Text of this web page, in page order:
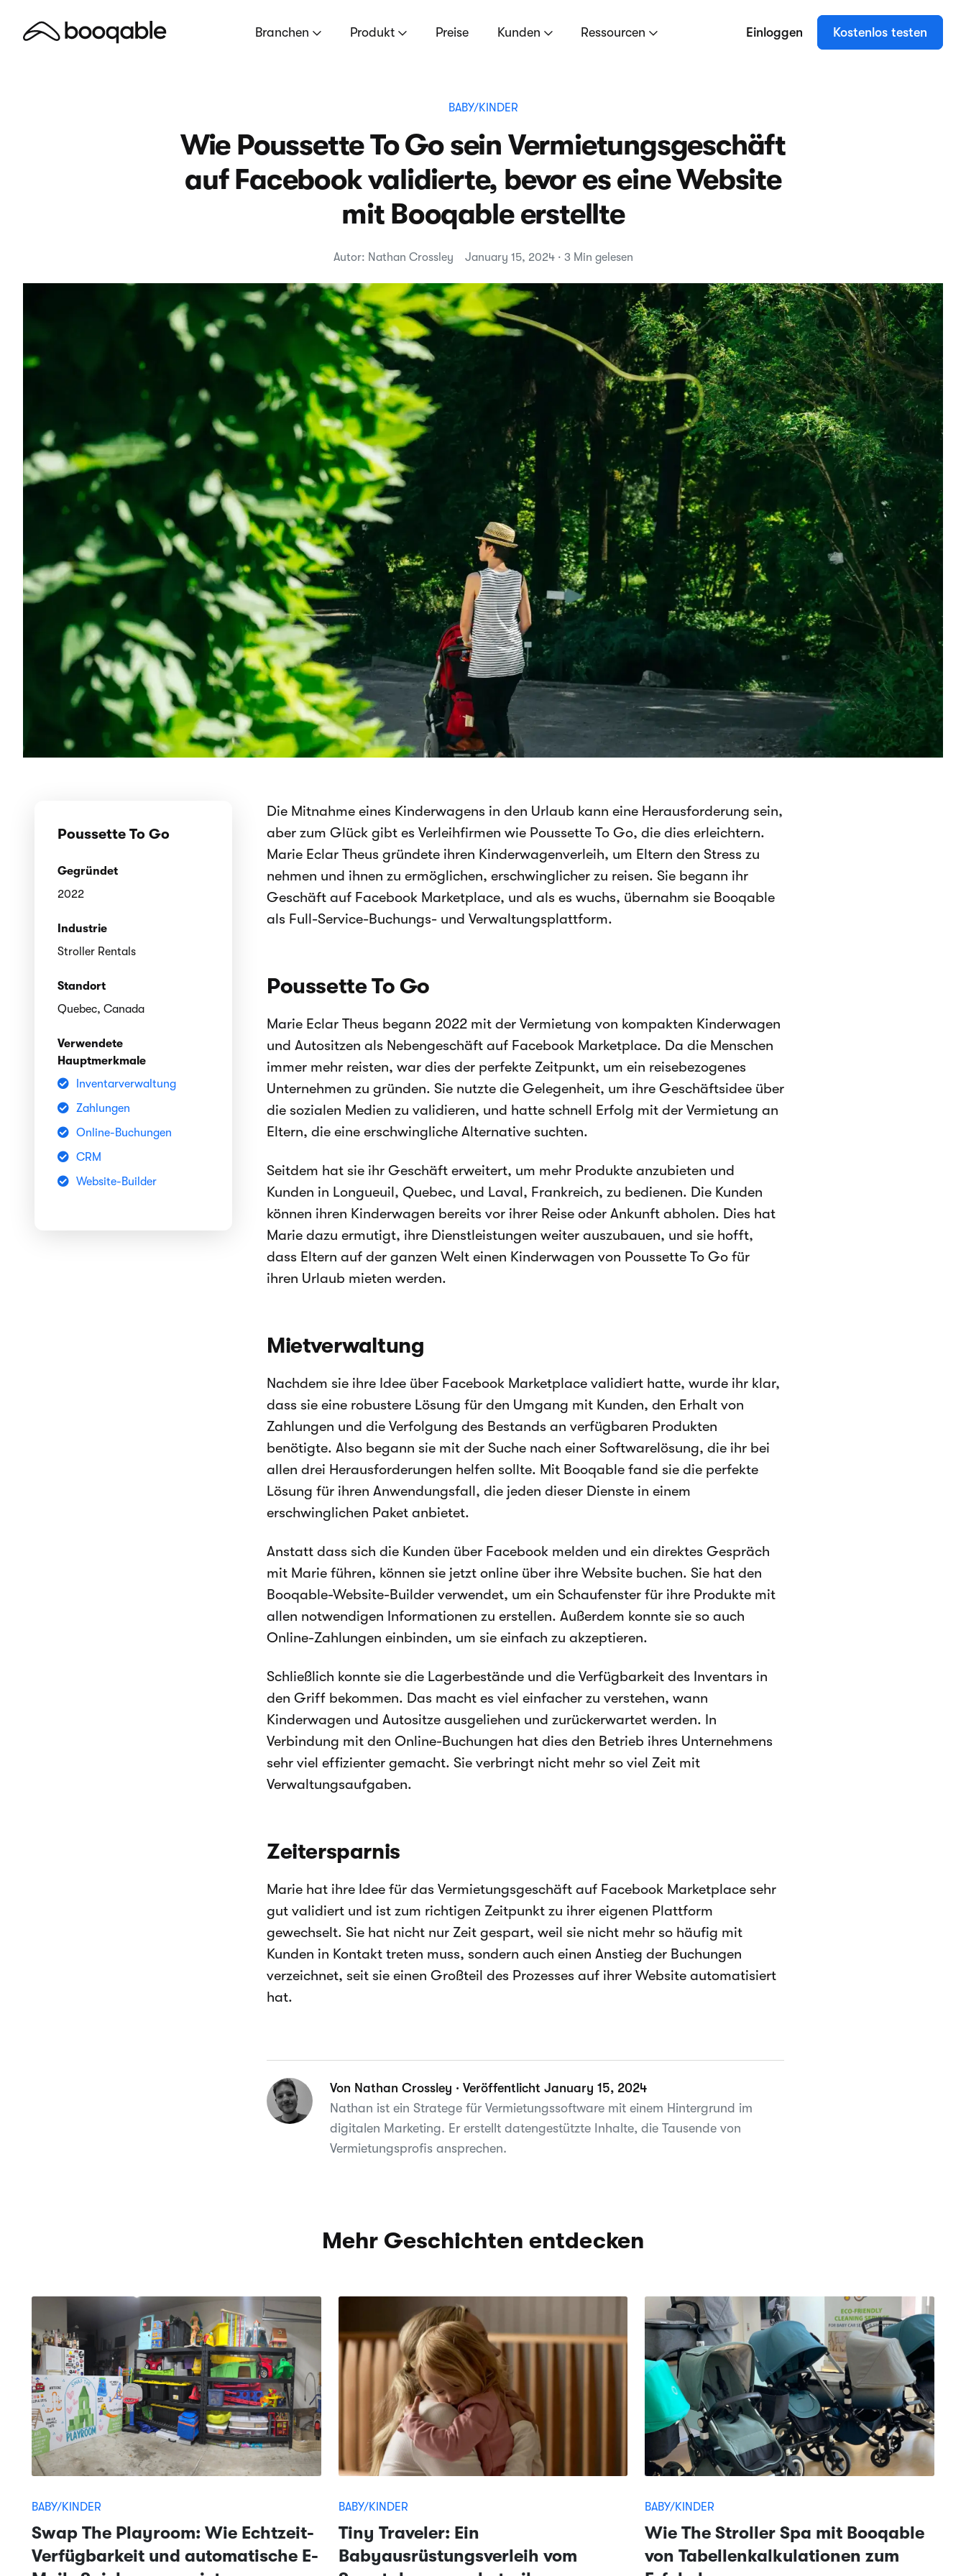
Branchen Produkt Preise Kunden Ressourcen Einloggen Kostenlos testen
BABY/KINDER
Wie Poussette To Go sein Vermietungsgeschäft
auf Facebook validierte, bevor es eine Website
mit Booqable erstellte
Autor: Nathan Crossley January 15, 2024 · 3 Min gelesen
Poussette To Go
Gegründet
2022
Industrie
Stroller Rentals
Standort
Quebec, Canada
Verwendete
Hauptmerkmale
Inventarverwaltung
Zahlungen
Online-Buchungen
CRM
Website-Builder
Die Mitnahme eines Kinderwagens in den Urlaub kann eine Herausforderung sein,
aber zum Glück gibt es Verleihfirmen wie Poussette To Go, die dies erleichtern.
Marie Eclar Theus gründete ihren Kinderwagenverleih, um Eltern den Stress zu
nehmen und ihnen zu ermöglichen, erschwinglicher zu reisen. Sie begann ihr
Geschäft auf Facebook Marketplace, und als es wuchs, übernahm sie Booqable
als Full-Service-Buchungs- und Verwaltungsplattform.
Poussette To Go
Marie Eclar Theus begann 2022 mit der Vermietung von kompakten Kinderwagen
und Autositzen als Nebengeschäft auf Facebook Marketplace. Da die Menschen
immer mehr reisten, war dies der perfekte Zeitpunkt, um ein reisebezogenes
Unternehmen zu gründen. Sie nutzte die Gelegenheit, um ihre Geschäftsidee über
die sozialen Medien zu validieren, und hatte schnell Erfolg mit der Vermietung an
Eltern, die eine erschwingliche Alternative suchten.
Seitdem hat sie ihr Geschäft erweitert, um mehr Produkte anzubieten und
Kunden in Longueuil, Quebec, und Laval, Frankreich, zu bedienen. Die Kunden
können ihren Kinderwagen bereits vor ihrer Reise oder Ankunft abholen. Dies hat
Marie dazu ermutigt, ihre Dienstleistungen weiter auszubauen, und sie hofft,
dass Eltern auf der ganzen Welt einen Kinderwagen von Poussette To Go für
ihren Urlaub mieten werden.
Mietverwaltung
Nachdem sie ihre Idee über Facebook Marketplace validiert hatte, wurde ihr klar,
dass sie eine robustere Lösung für den Umgang mit Kunden, den Erhalt von
Zahlungen und die Verfolgung des Bestands an verfügbaren Produkten
benötigte. Also begann sie mit der Suche nach einer Softwarelösung, die ihr bei
allen drei Herausforderungen helfen sollte. Mit Booqable fand sie die perfekte
Lösung für ihren Anwendungsfall, die jeden dieser Dienste in einem
erschwinglichen Paket anbietet.
Anstatt dass sich die Kunden über Facebook melden und ein direktes Gespräch
mit Marie führen, können sie jetzt online über ihre Website buchen. Sie hat den
Booqable-Website-Builder verwendet, um ein Schaufenster für ihre Produkte mit
allen notwendigen Informationen zu erstellen. Außerdem konnte sie so auch
Online-Zahlungen einbinden, um sie einfach zu akzeptieren.
Schließlich konnte sie die Lagerbestände und die Verfügbarkeit des Inventars in
den Griff bekommen. Das macht es viel einfacher zu verstehen, wann
Kinderwagen und Autositze ausgeliehen und zurückerwartet werden. In
Verbindung mit den Online-Buchungen hat dies den Betrieb ihres Unternehmens
sehr viel effizienter gemacht. Sie verbringt nicht mehr so viel Zeit mit
Verwaltungsaufgaben.
Zeitersparnis
Marie hat ihre Idee für das Vermietungsgeschäft auf Facebook Marketplace sehr
gut validiert und ist zum richtigen Zeitpunkt zu ihrer eigenen Plattform
gewechselt. Sie hat nicht nur Zeit gespart, weil sie nicht mehr so häufig mit
Kunden in Kontakt treten muss, sondern auch einen Anstieg der Buchungen
verzeichnet, seit sie einen Großteil des Prozesses auf ihrer Website automatisiert
hat.
Von Nathan Crossley · Veröffentlicht January 15, 2024
Nathan ist ein Stratege für Vermietungssoftware mit einem Hintergrund im
digitalen Marketing. Er erstellt datengestützte Inhalte, die Tausende von
Vermietungsprofis ansprechen.
Mehr Geschichten entdecken
BABY/KINDER
Swap The Playroom: Wie Echtzeit-
Verfügbarkeit und automatische E-
BABY/KINDER
Tiny Traveler: Ein
Babyausrüstungsverleih vom
BABY/KINDER
Wie The Stroller Spa mit Booqable
von Tabellenkalkulationen zum